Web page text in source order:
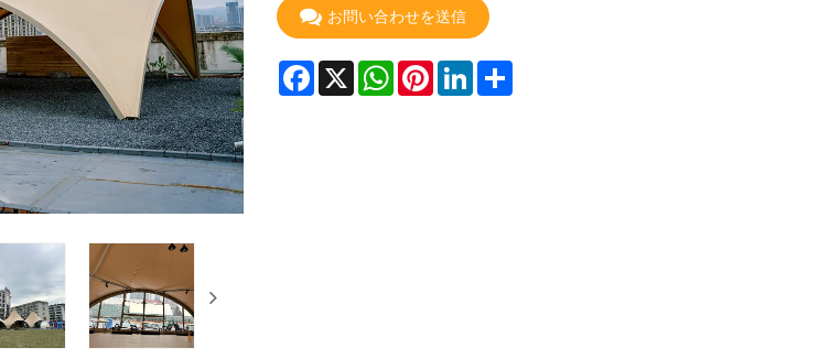
お問い合わせを送信
Facebook
X WhatsApp
Pinterest
LinkedIn
Share